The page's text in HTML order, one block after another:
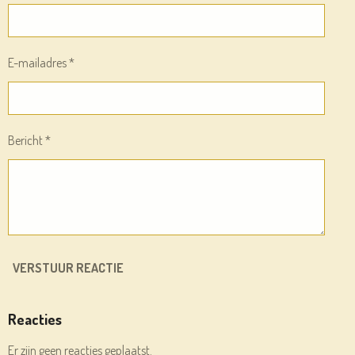
E-mailadres *
Bericht *
VERSTUUR REACTIE
Reacties
Er zijn geen reacties geplaatst.